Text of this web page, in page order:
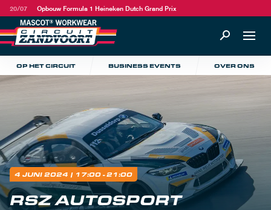
20/07 Opbouw Formula 1 Heineken Dutch Grand Prix
OP HET CIRCUIT BUSINESS EVENTS OVER ONS
4 JUNI 2024 | 17:00 - 21:00
RSZ AUTOSPORT